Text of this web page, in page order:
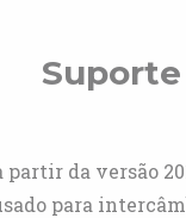
Suporte
partir da versão
para